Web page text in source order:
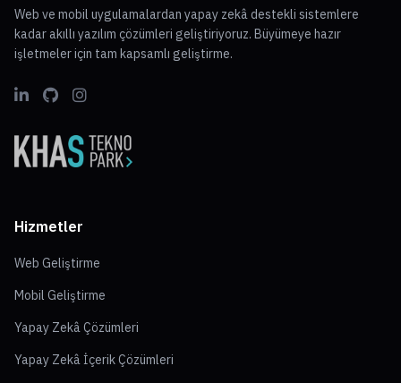
entegrasyonu ve enerji izleme sistemlerinin gelişimi enerji
verimliliğini daha da artıracaktır.
Web ve mobil uygulamalardan yapay zekâ destekli sistemlere
kadar akıllı yazılım çözümleri geliştiriyoruz. Büyümeye hazır
işletmeler için tam kapsamlı geliştirme.
Hizmetler
Web Geliştirme
Mobil Geliştirme
Yapay Zekâ Çözümleri
Yapay Zekâ İçerik Çözümleri